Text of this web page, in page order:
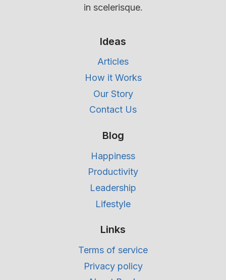
in scelerisque.
Ideas
Articles
How it Works
Our Story
Contact Us
Blog
Happiness
Productivity
Leadership
Lifestyle
Links
Terms of service
Privacy policy